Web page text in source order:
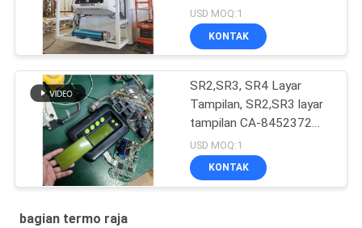
T-1280e
USD MOQ:1
KONTAK
SR2,SR3, SR4 Layar
Tampilan, SR2,SR3 layar
tampilan CA-8452372
Tipe Layar Hijau LCD
untuk THERMO KING
SB210 SB230 Suku
USD MOQ:1
KONTAK
bagian termo raja